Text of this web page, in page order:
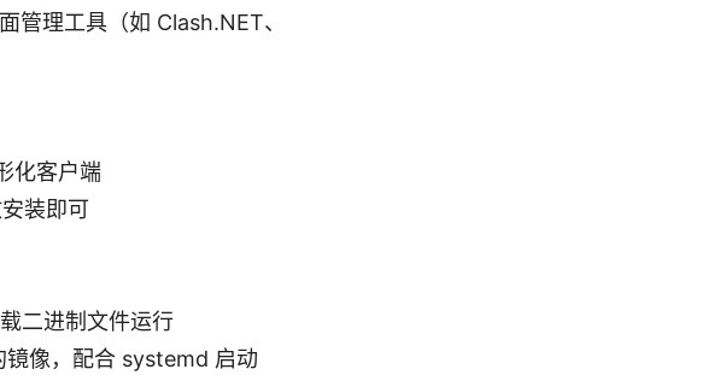
管理工具（如 Clash.NET、
化客户端
装即可
二进制文件运行
像，配合 systemd 启动